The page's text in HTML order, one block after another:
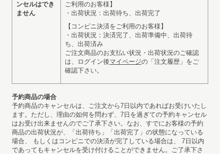
ンセルはでき
ません
ご利用のお客様】
・出荷状況：出荷待ち、出荷完了
【コンビニ決済をご利用のお客様】
・出荷状況：決済完了、出荷準備中、出荷待
ち、出荷済み
ご注文商品のお支払い状況・出荷状況のご確認
は、ログイン後マイページの「注文履歴」をご
確認下さい。
予約商品の場合
予約商品のキャンセルは、ご注文から7日以内であればお受けいたし
ます。ただし、理由の如何を問わず、7日を過ぎての予約キャンセル
はお受け出来ませんのでご了承下さい。なお、すでにお客様の予約
商品の出荷状況が、「出荷待ち」「出荷完了」の状態になっている
場合、 もしくはコンビニでの決済が完了している場合は、 7日以内
であってもキャンセルを受け付けることができません。ご了承下さ